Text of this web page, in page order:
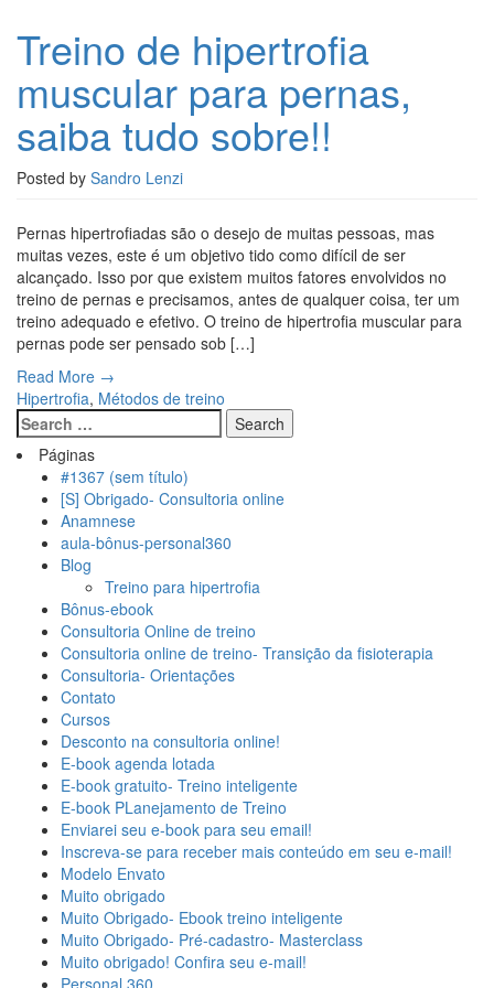
Treino de hipertrofia
muscular para pernas,
saiba tudo sobre!!
Posted by Sandro Lenzi
Pernas hipertrofiadas são o desejo de muitas pessoas, mas
muitas vezes, este é um objetivo tido como difícil de ser
alcançado. Isso por que existem muitos fatores envolvidos no
treino de pernas e precisamos, antes de qualquer coisa, ter um
treino adequado e efetivo. O treino de hipertrofia muscular para
pernas pode ser pensado sob […]
Read More →
Hipertrofia, Métodos de treino
Páginas
#1367 (sem título)
[S] Obrigado- Consultoria online
Anamnese
aula-bônus-personal360
Blog
Treino para hipertrofia
Bônus-ebook
Consultoria Online de treino
Consultoria online de treino- Transição da fisioterapia
Consultoria- Orientações
Contato
Cursos
Desconto na consultoria online!
E-book agenda lotada
E-book gratuito- Treino inteligente
E-book PLanejamento de Treino
Enviarei seu e-book para seu email!
Inscreva-se para receber mais conteúdo em seu e-mail!
Modelo Envato
Muito obrigado
Muito Obrigado- Ebook treino inteligente
Muito Obrigado- Pré-cadastro- Masterclass
Muito obrigado! Confira seu e-mail!